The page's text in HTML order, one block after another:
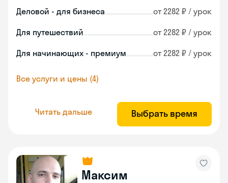
Деловой - для бизнеса от 2282 ₽ / урок
Для путешествий от 2282 ₽ / урок
Для начинающих - премиум от 2282 ₽ / урок
Все услуги и цены (4)
Читать дальше Выбрать время
Максим